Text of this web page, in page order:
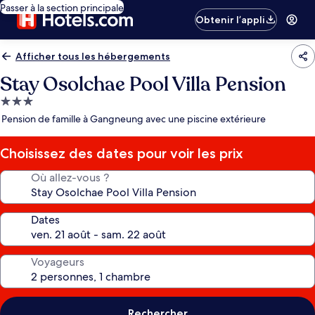
Passer à la section principale
Obtenir l’appli
Afficher tous les hébergements
Stay Osolchae Pool Villa Pension
Hébergement
3.0 étoiles
Pension de famille à Gangneung avec une piscine extérieure
Choisissez des dates pour voir les prix
Où allez-vous ?
Dates
Voyageurs